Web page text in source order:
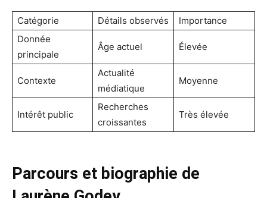
Catégorie Détails observés
Importance
Donnée
principale
Âge actuel Élevée
Contexte
Actualité
médiatique
Moyenne
Intérêt public
Recherches
croissantes
Très élevée
Parcours et biographie de